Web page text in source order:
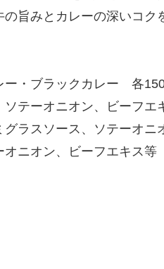
旨みとカレーの深いコク
ー・ブラックカレー 各
テーオニオン、ビーフエ
ラスソース、ソテーオニ
ニオン、ビーフエキス等